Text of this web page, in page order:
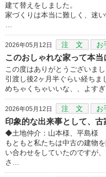
建て替えをしました。
家づくりは本当に難しく、迷
2026年05月12日 注 文 お
このおしゃれな家って本
この度はありがとうございまし
引渡し後2ヶ月半ぐらい経ちま
めちゃくちゃいいな、、よす
2026年05月12日 注 文 お
印象的な出来事として、古
◆土地仲介：山本様、平島様
もともと私たちは中古の建物
い合わせをしていたのですが
さ…